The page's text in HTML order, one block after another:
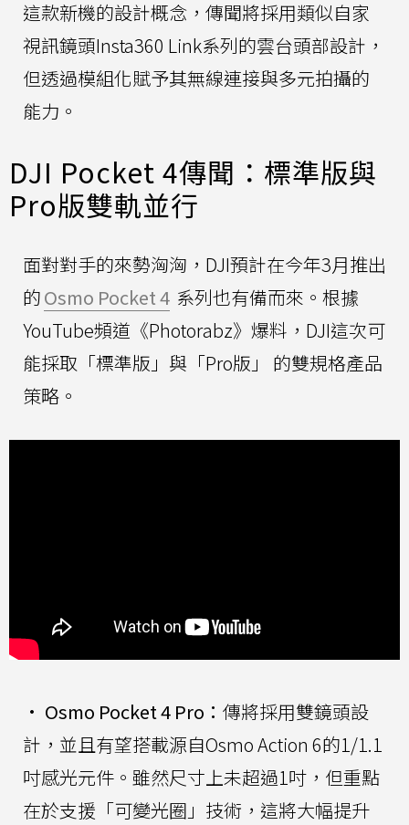
這款新機的設計概念，傳聞將採用類似自家
視訊鏡頭Insta360 Link系列的雲台頭部設計，
但透過模組化賦予其無線連接與多元拍攝的
能力。
DJI Pocket 4傳聞：標準版與
Pro版雙軌並行
面對對手的來勢洶洶，DJI預計在今年3月推出
的Osmo Pocket 4 系列也有備而來。根據
YouTube頻道《Photorabz》爆料，DJI這次可
能採取「標準版」與「Pro版」 的雙規格產品
策略。
• Osmo Pocket 4 Pro： 傳將採用雙鏡頭設
計，並且有望搭載源自Osmo Action 6的1/1.1
吋感光元件。雖然尺寸上未超過1吋，但重點
在於支援「可變光圈」技術，這將大幅提升